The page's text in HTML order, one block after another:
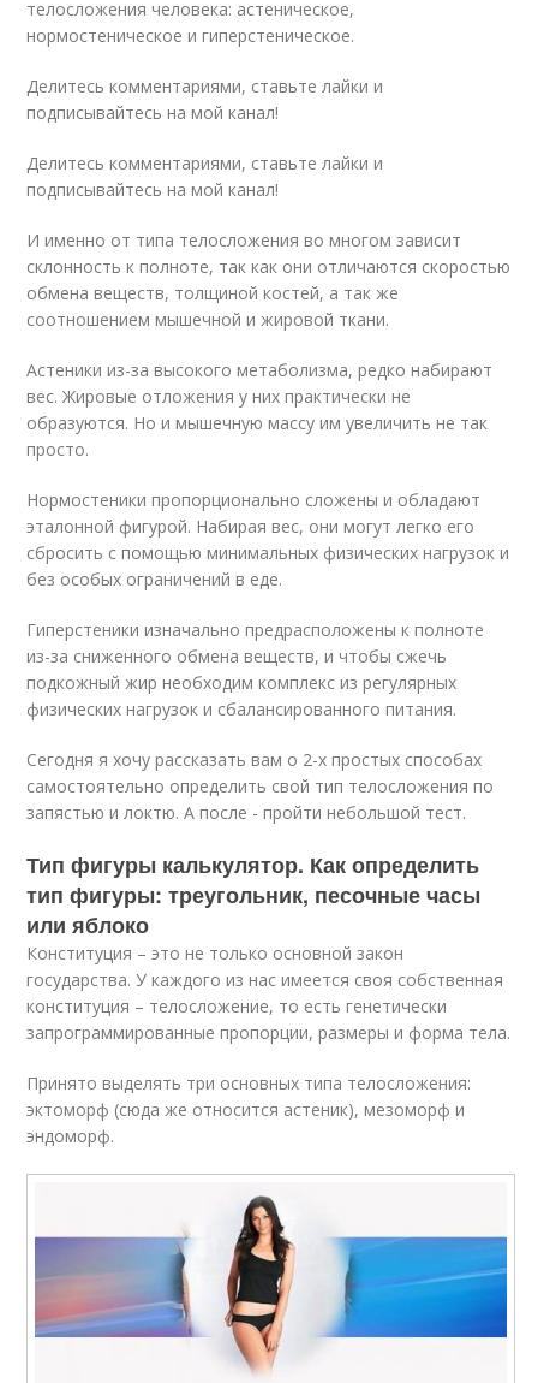
телосложения человека: астеническое,
нормостеническое и гиперстеническое.
Делитесь комментариями, ставьте лайки и
подписывайтесь на мой канал!
Делитесь комментариями, ставьте лайки и
подписывайтесь на мой канал!
И именно от типа телосложения во многом зависит
склонность к полноте, так как они отличаются скоростью
обмена веществ, толщиной костей, а так же
соотношением мышечной и жировой ткани.
Астеники из-за высокого метаболизма, редко набирают
вес. Жировые отложения у них практически не
образуются. Но и мышечную массу им увеличить не так
просто.
Нормостеники пропорционально сложены и обладают
эталонной фигурой. Набирая вес, они могут легко его
сбросить с помощью минимальных физических нагрузок и
без особых ограничений в еде.
Гиперстеники изначально предрасположены к полноте
из-за сниженного обмена веществ, и чтобы сжечь
подкожный жир необходим комплекс из регулярных
физических нагрузок и сбалансированного питания.
Сегодня я хочу рассказать вам о 2-х простых способах
самостоятельно определить свой тип телосложения по
запястью и локтю. А после - пройти небольшой тест.
Тип фигуры калькулятор. Как определить
тип фигуры: треугольник, песочные часы
или яблоко
Конституция – это не только основной закон
государства. У каждого из нас имеется своя собственная
конституция – телосложение, то есть генетически
запрограммированные пропорции, размеры и форма тела.
Принято выделять три основных типа телосложения:
эктоморф (сюда же относится астеник), мезоморф и
эндоморф.